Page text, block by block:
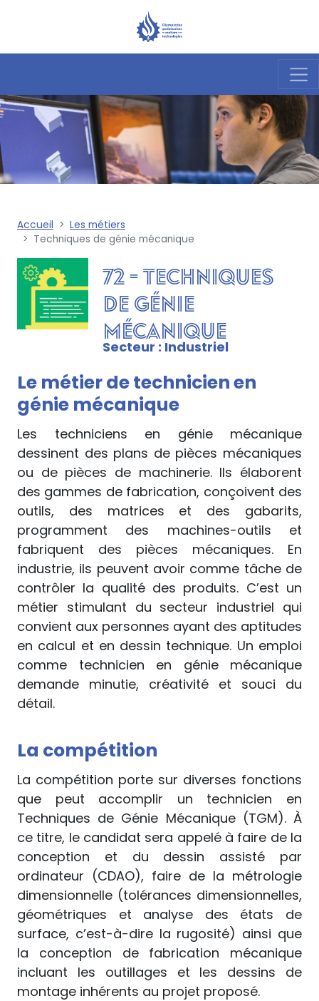
Accueil
Les métiers
Techniques de génie mécanique
72 - Techniques
de génie
mécanique
Secteur : Industriel
Le métier de technicien en
génie mécanique
Les techniciens en génie mécanique
dessinent des plans de pièces mécaniques
ou de pièces de machinerie. Ils élaborent
des gammes de fabrication, conçoivent des
outils, des matrices et des gabarits,
programment des machines-outils et
fabriquent des pièces mécaniques. En
industrie, ils peuvent avoir comme tâche de
contrôler la qualité des produits. C’est un
métier stimulant du secteur industriel qui
convient aux personnes ayant des aptitudes
en calcul et en dessin technique. Un emploi
comme technicien en génie mécanique
demande minutie, créativité et souci du
détail.
La compétition
La compétition porte sur diverses fonctions
que peut accomplir un technicien en
Techniques de Génie Mécanique (TGM). À
ce titre, le candidat sera appelé à faire de la
conception et du dessin assisté par
ordinateur (CDAO), faire de la métrologie
dimensionnelle (tolérances dimensionnelles,
géométriques et analyse des états de
surface, c’est-à-dire la rugosité) ainsi que
la conception de fabrication mécanique
incluant les outillages et les dessins de
montage inhérents au projet proposé.